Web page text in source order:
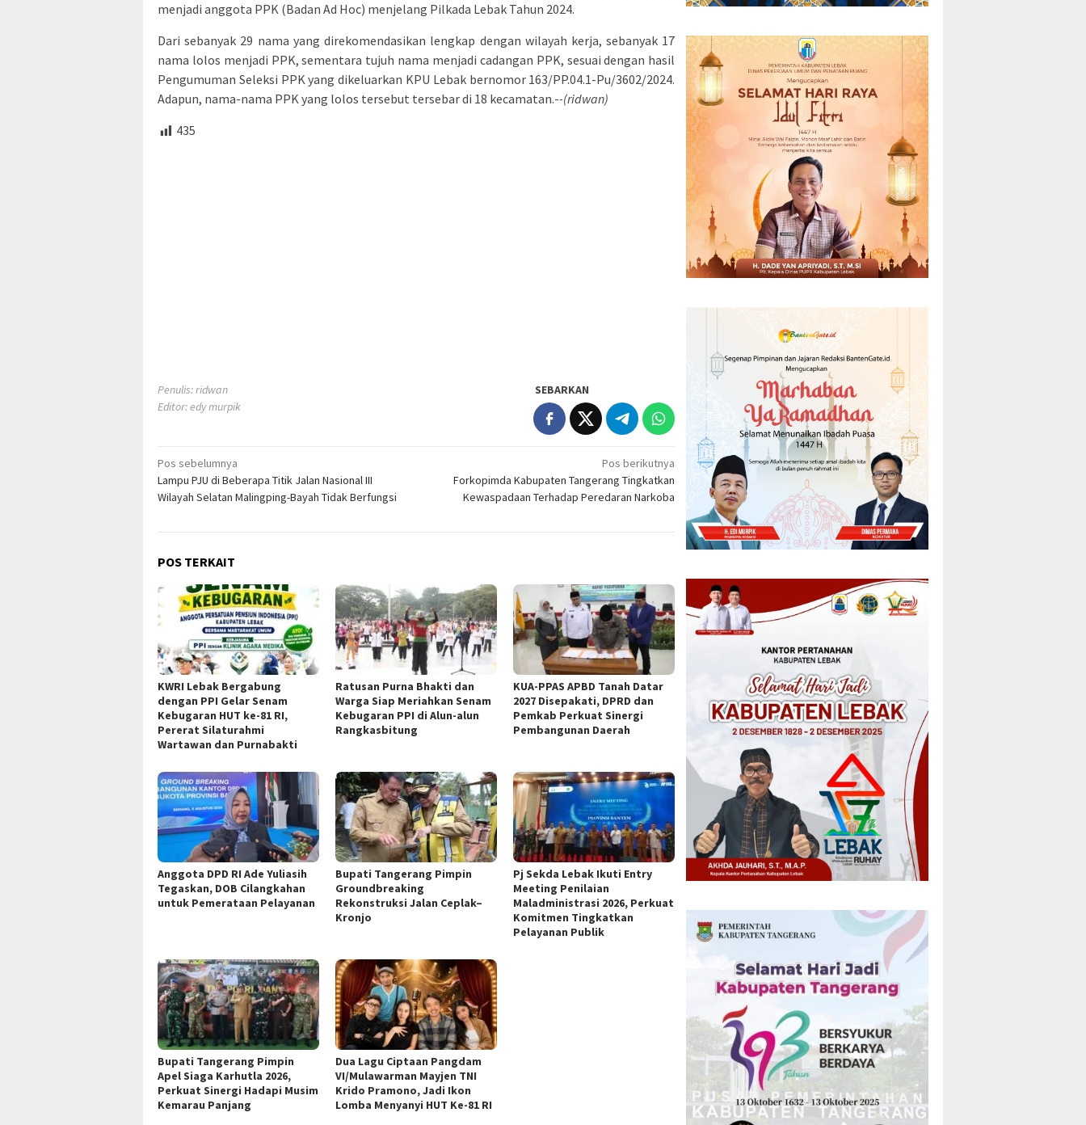
menjadi anggota PPK (Badan Ad Hoc) menjelang Pilkada Lebak Tahun 2024.
Dari sebanyak 29 nama yang direkomendasikan lengkap dengan wilayah kerja, sebanyak 17
nama lolos menjadi PPK, sementara tujuh nama menjadi cadangan PPK, sesuai dengan hasil
Pengumuman Seleksi PPK yang dikeluarkan KPU Lebak bernomor 163/PP.04.1-Pu/3602/2024.
Adapun, nama-nama PPK yang lolos tersebut tersebar di 18 kecamatan.--(ridwan)
435
Penulis: ridwan
Editor: edy murpik
SEBARKAN
Navigasi
pos
Pos sebelumnya
Lampu PJU di Beberapa Titik Jalan Nasional III
Wilayah Selatan Malingping-Bayah Tidak Berfungsi
Pos berikutnya
Forkopimda Kabupaten Tangerang Tingkatkan
Kewaspadaan Terhadap Peredaran Narkoba
POS TERKAIT
KWRI Lebak Bergabung
dengan PPI Gelar Senam
Kebugaran HUT ke-81 RI,
Pererat Silaturahmi
Wartawan dan Purnabakti
Ratusan Purna Bhakti dan
Warga Siap Meriahkan Senam
Kebugaran PPI di Alun-alun
Rangkasbitung
KUA-PPAS APBD Tanah Datar
2027 Disepakati, DPRD dan
Pemkab Perkuat Sinergi
Pembangunan Daerah
Anggota DPD RI Ade Yuliasih
Tegaskan, DOB Cilangkahan
untuk Pemerataan Pelayanan
Bupati Tangerang Pimpin
Groundbreaking
Rekonstruksi Jalan Ceplak–
Kronjo
Pj Sekda Lebak Ikuti Entry
Meeting Penilaian
Maladministrasi 2026, Perkuat
Komitmen Tingkatkan
Pelayanan Publik
Bupati Tangerang Pimpin
Apel Siaga Karhutla 2026,
Perkuat Sinergi Hadapi Musim
Kemarau Panjang
Dua Lagu Ciptaan Pangdam
VI/Mulawarman Mayjen TNI
Krido Pramono, Jadi Ikon
Lomba Menyanyi HUT Ke-81 RI